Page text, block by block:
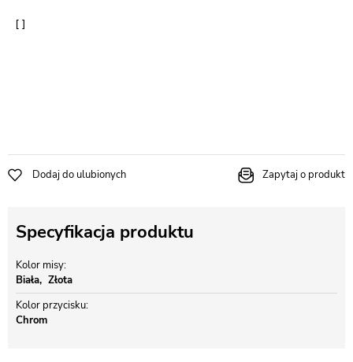
Dodaj do ulubionych Zapytaj o produkt
Specyfikacja produktu
Kolor misy
Biała
Złota
Kolor przycisku
Chrom